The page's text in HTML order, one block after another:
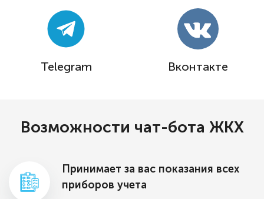
Telegram Вконтакте
Возможности чат-бота ЖКХ
Принимает за вас показания всех
приборов учета